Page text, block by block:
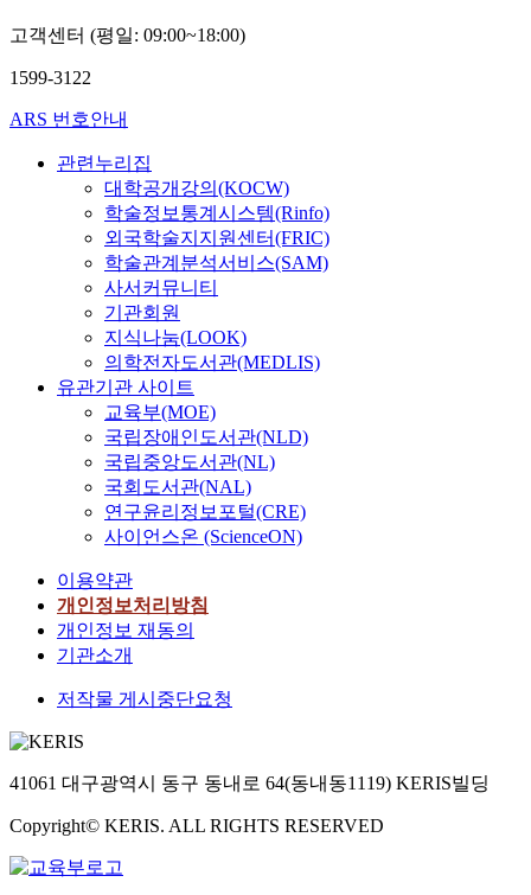
고객센터 (평일: 09:00~18:00)
1599-3122
ARS 번호안내
관련누리집
대학공개강의(KOCW)
학술정보통계시스템(Rinfo)
외국학술지지원센터(FRIC)
학술관계분석서비스(SAM)
사서커뮤니티
기관회원
지식나눔(LOOK)
의학전자도서관(MEDLIS)
유관기관 사이트
교육부(MOE)
국립장애인도서관(NLD)
국립중앙도서관(NL)
국회도서관(NAL)
연구윤리정보포털(CRE)
사이언스온 (ScienceON)
이용약관
개인정보처리방침
개인정보 재동의
기관소개
저작물 게시중단요청
41061 대구광역시 동구 동내로 64(동내동1119) KERIS빌딩
Copyright© KERIS. ALL RIGHTS RESERVED